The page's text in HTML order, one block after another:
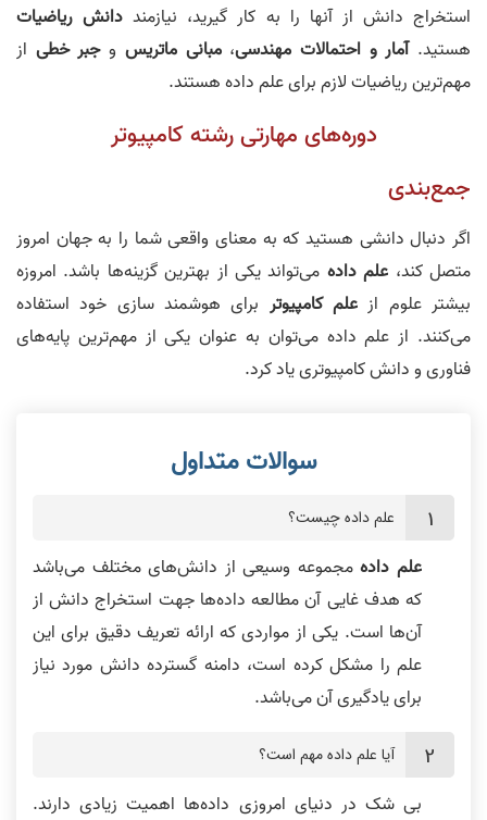
استخراج دانش از آنها را به کار گیرید، نیازمند دانش ریاضیات
هستید.آمار و احتمالات مهندسی،مبانی ماتریس وجبر خطی از
مهم‌ترین ریاضیات لازم برای علم داده هستند.
دوره‌های مهارتی رشته کامپیوتر
جمع‌بندی
اگر دنبال دانشی هستید که به معنای واقعی شما را به جهان امروز
متصل کند، علم داده می‌تواند یکی از بهترین گزینه‌ها باشد. امروزه
بیشتر علوم از علم کامپیوتر برای هوشمند سازی خود استفاده
می‌کنند. از علم داده می‌توان به عنوان یکی از مهم‌ترین پایه‌های
فناوری و دانش کامپیوتری یاد کرد.
علم داده چیست؟
علم دادهمجموعه وسیعی از دانش‌های مختلف می‌باشد
که هدف غایی آن مطالعه داده‌ها جهت استخراج دانش از
آن‌ها است. یکی از مواردی که ارائه تعریف دقیق برای این
علم را مشکل کرده است، دامنه گسترده دانش مورد نیاز
برای یادگیری آن می‌باشد.
آیا علم داده مهم است؟
بی شک در دنیای امروزی داده‌ها اهمیت زیادی دارند.